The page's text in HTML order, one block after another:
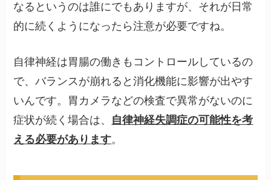
なるというのは誰にでもありますが、それが日常
的に続くようになったら注意が必要ですね。
自律神経は胃腸の働きもコントロールしているの
で、バランスが崩れると消化機能に影響が出やす
いんです。胃カメラなどの検査で異常がないのに
症状が続く場合は、 自律神経失調症の可能性を考
える必要があります。